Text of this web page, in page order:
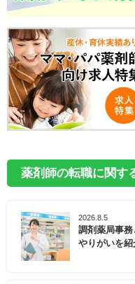
薬剤師の転職に関す
2026.8.5
調剤薬局事務
やりがいを紹